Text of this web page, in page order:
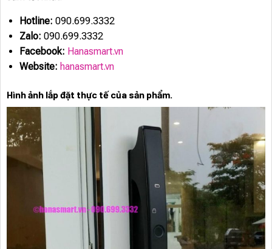
Hotline: 090.699.3332
Zalo: 090.699.3332
Facebook: Hanasmart.vn
Website: hanasmart.vn
Hình ảnh lắp đặt thực tế của sản phẩm.